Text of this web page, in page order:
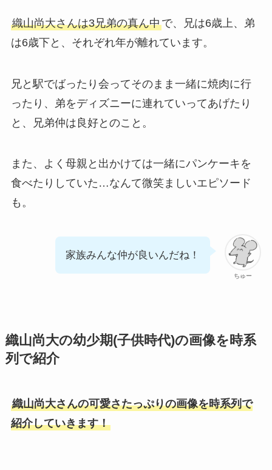
織山尚大さんは3兄弟の真ん中で、兄は6歳上、弟
は6歳下と、それぞれ年が離れています。
兄と駅でばったり会ってそのまま一緒に焼肉に行
ったり、弟をディズニーに連れていってあげたり
と、兄弟仲は良好とのこと。
また、よく母親と出かけては一緒にパンケーキを
食べたりしていた…なんて微笑ましいエピソード
も。
ちゅー
家族みんな仲が良いんだね！
織山尚大の幼少期(子供時代)の画像を時系
列で紹介
織山尚大さんの可愛さたっぷりの画像を時系列で
紹介していきます！